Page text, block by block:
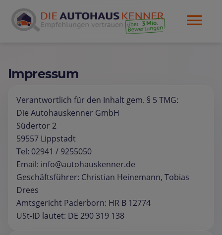
Impressum
Verantwortlich für den Inhalt gem. § 5 TMG:
Die Autohauskenner GmbH
Südertor 2
59557 Lippstadt
Tel: 02941 / 9255050
Email: info@autohauskenner.de
Geschäftsführer: Christian Heinemann, Tobias
Drees
Amtsgericht Paderborn: HR B 12774
USt-ID lautet: DE 290 319 138